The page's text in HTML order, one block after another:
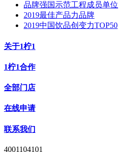
品牌强国示范工程成员单位
2019最佳产品力品牌
2019中国饮品创变力TOP50
关于1柠1
1柠1合作
全部门店
在线申请
联系我们
4001104101